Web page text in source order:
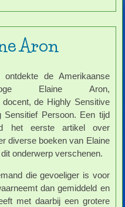
Aron
ontdekte de Amerikaanse
Elaine Aron,
de Highly Sensitive
Persoon. Een tijd
het eerste artikel over
diverse boeken van Elaine
onderwerp verschenen.
die gevoeliger is voor
dan gemiddeld en
met daarbij een grotere